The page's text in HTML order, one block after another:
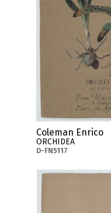
Coleman Enrico
ORCHIDEA
D-FN5117